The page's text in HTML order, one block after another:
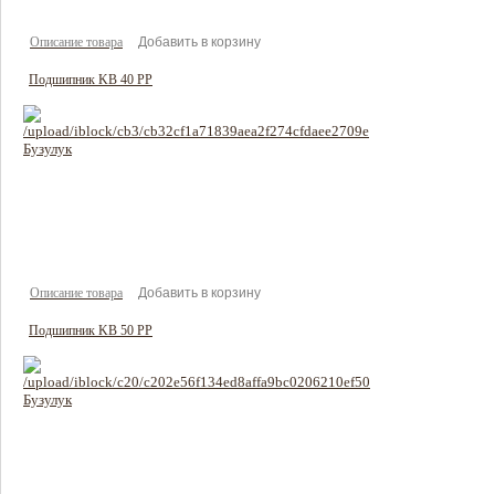
Описание товара
Подшипник KB 40 PP
Описание товара
Подшипник KB 50 PP